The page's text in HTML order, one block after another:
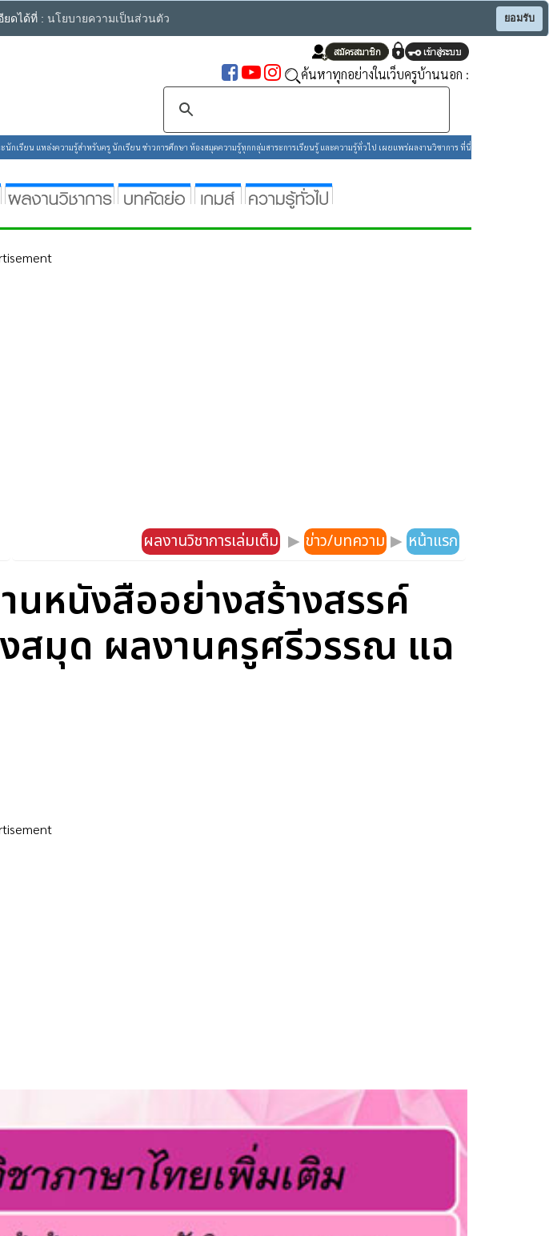
ดได้ที่ : นโยบายความเป็นส่วนตัว ยอมรับ
ค้นหาทุกอย่างในเว็บครูบ้านนอก :
นักเรียน แหล่งความรู้สำหรับครู นักเรียน ข่าวการศึกษา ห้องสมุดความรู้ทุกกลุ่มสาระการเรียนรู้ และความรู้ทั่วไป เผยแพร่ผลงานวิชาการ ที่นี่
ผลงานวิชาการเล่มเต็ม ▶ ข่าว/บทความ ▶ หน้าแรก
นหนังสืออย่างสร้างสรรค์
สมุด ผลงานครูศรีวรรณ แฉ